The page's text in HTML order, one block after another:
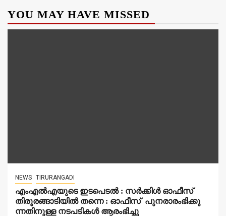
YOU MAY HAVE MISSED
NEWS TIRURANGADI
എംഎൽഎയുടെ ഇടപെടൽ : സര്‍ക്കിള്‍ ഓഫീസ്
തിരൂരങ്ങാടിയിൽ തന്നെ : ഓഫീസ് പുനരാരംഭിക്കു
ന്നതിനുള്ള നടപടികൾ ആരംഭിച്ചു